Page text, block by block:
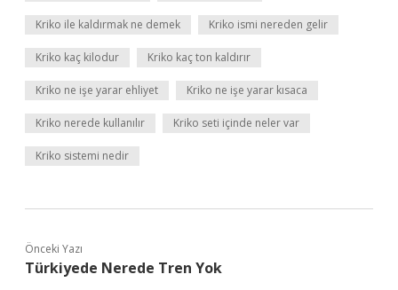
Kriko ile kaldırmak ne demek Kriko ismi nereden gelir
Kriko kaç kilodur Kriko kaç ton kaldırır
Kriko ne işe yarar ehliyet Kriko ne işe yarar kısaca
Kriko nerede kullanılır Kriko seti içinde neler var
Kriko sistemi nedir
Önceki Yazı
Türkiyede Nerede Tren Yok